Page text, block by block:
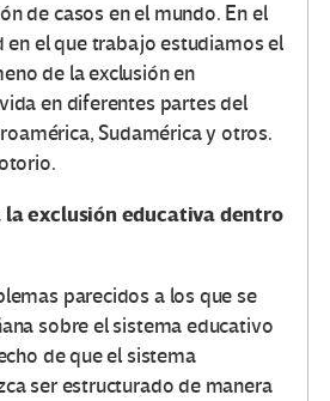
de casos en el mundo. En el
el que trabajo estudiamos el
de la exclusión en
en diferentes partes del
Sudamérica y otros.
la exclusión educativa dentro
parecidos a los que se
sobre el sistema educativo
de que el sistema
ser estructurado de manera